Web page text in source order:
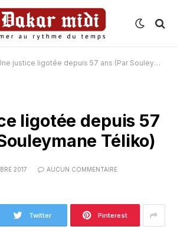
justice ligotée depuis 57 ans (Par Souleymane Téliko)
ligotée depuis 57
Téliko)
2017 AUCUN COMMENTAIRE
Twitter Pinterest